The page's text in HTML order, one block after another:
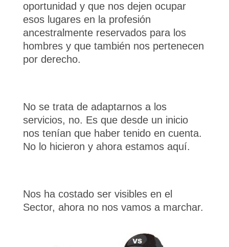
oportunidad y que nos dejen ocupar
esos lugares en la profesión
ancestralmente reservados para los
hombres y que también nos pertenecen
por derecho.
No se trata de adaptarnos a los
servicios, no. Es que desde un inicio
nos tenían que haber tenido en cuenta.
No lo hicieron y ahora estamos aquí.
Nos ha costado ser visibles en el
Sector, ahora no nos vamos a marchar.